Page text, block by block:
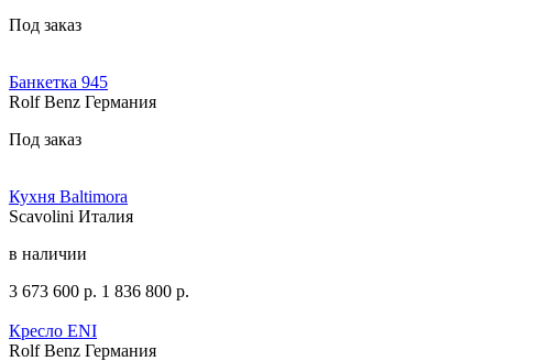
Под заказ
Банкетка 945
Rolf Benz Германия
Под заказ
Кухня Baltimora
Scavolini Италия
в наличии
3 673 600 р. 1 836 800 р.
Кресло ENI
Rolf Benz Германия